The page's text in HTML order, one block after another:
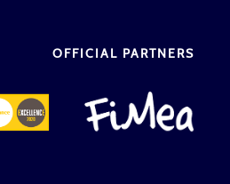
OFFICIAL PARTNERS